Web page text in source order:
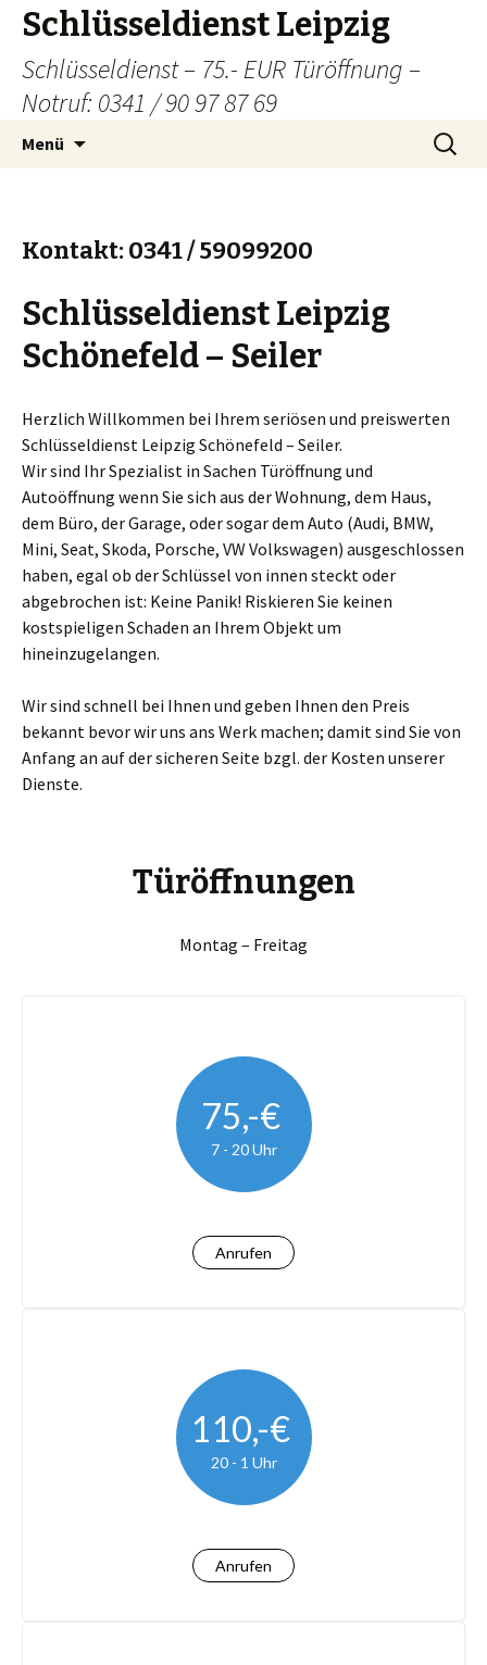
Schlüsseldienst Leipzig
Schlüsseldienst – 75.- EUR Türöffnung –
Notruf: 0341 / 90 97 87 69
Menü
Suchen
nach:
Kontakt: 0341 / 59099200
Schlüsseldienst Leipzig
Schönefeld – Seiler
Herzlich Willkommen bei Ihrem seriösen und preiswerten
Schlüsseldienst Leipzig Schönefeld – Seiler.
Wir sind Ihr Spezialist in Sachen Türöffnung und
Autoöffnung wenn Sie sich aus der Wohnung, dem Haus,
dem Büro, der Garage, oder sogar dem Auto (Audi, BMW,
Mini, Seat, Skoda, Porsche, VW Volkswagen) ausgeschlossen
haben, egal ob der Schlüssel von innen steckt oder
abgebrochen ist: Keine Panik! Riskieren Sie keinen
kostspieligen Schaden an Ihrem Objekt um
hineinzugelangen.
Wir sind schnell bei Ihnen und geben Ihnen den Preis
bekannt bevor wir uns ans Werk machen; damit sind Sie von
Anfang an auf der sicheren Seite bzgl. der Kosten unserer
Dienste.
Türöffnungen
Montag – Freitag
75,-€
7 - 20 Uhr
Anrufen
110,-€
20 - 1 Uhr
Anrufen